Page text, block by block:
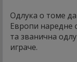
Одлука о томе
Европи наредне
та званична
играче.